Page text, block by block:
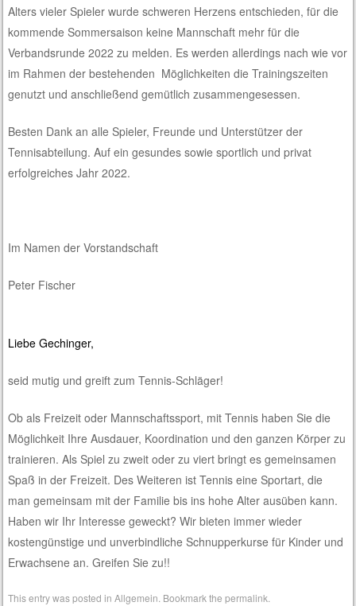
Alters vieler Spieler wurde schweren Herzens entschieden, für die
kommende Sommersaison keine Mannschaft mehr für die
Verbandsrunde 2022 zu melden. Es werden allerdings nach wie vor
im Rahmen der bestehenden Möglichkeiten die Trainingszeiten
genutzt und anschließend gemütlich zusammengesessen.
Besten Dank an alle Spieler, Freunde und Unterstützer der
Tennisabteilung. Auf ein gesundes sowie sportlich und privat
erfolgreiches Jahr 2022.
Im Namen der Vorstandschaft
Peter Fischer
Liebe Gechinger,
seid mutig und greift zum Tennis-Schläger!
Ob als Freizeit oder Mannschaftssport, mit Tennis haben Sie die
Möglichkeit Ihre Ausdauer, Koordination und den ganzen Körper zu
trainieren. Als Spiel zu zweit oder zu viert bringt es gemeinsamen
Spaß in der Freizeit. Des Weiteren ist Tennis eine Sportart, die
man gemeinsam mit der Familie bis ins hohe Alter ausüben kann.
Haben wir Ihr Interesse geweckt? Wir bieten immer wieder
kostengünstige und unverbindliche Schnupperkurse für Kinder und
Erwachsene an. Greifen Sie zu!!
This entry was posted inAllgemein . Bookmark thepermalink